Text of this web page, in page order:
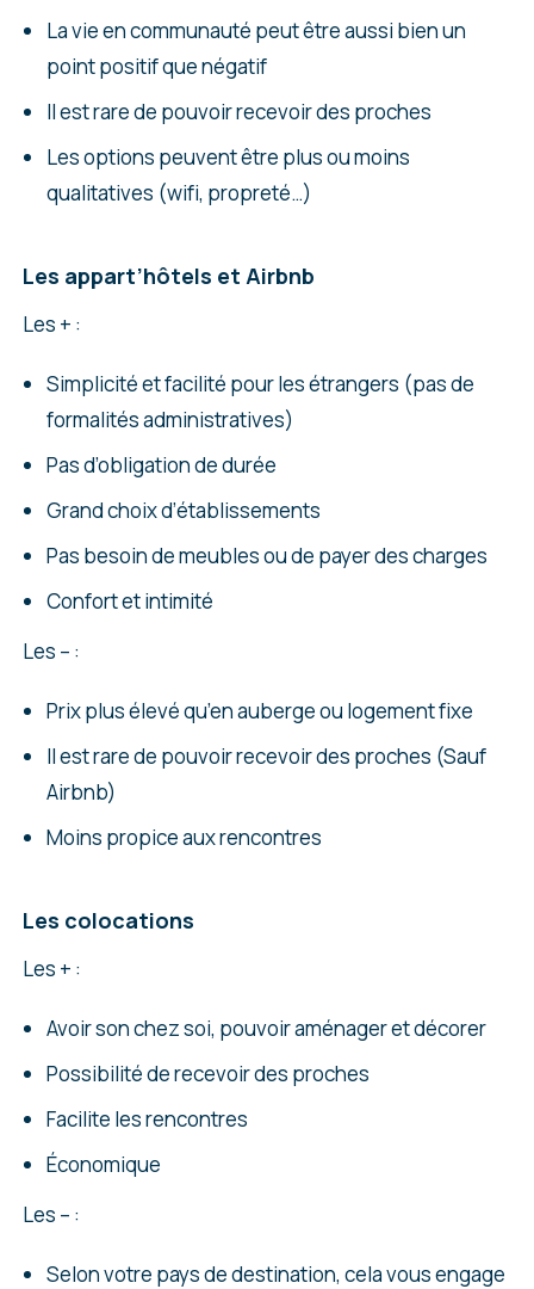
La vie en communauté peut être aussi bien un
point positif que négatif
Il est rare de pouvoir recevoir des proches
Les options peuvent être plus ou moins
qualitatives (wifi, propreté…)
Les appart’hôtels et Airbnb
Les + :
Simplicité et facilité pour les étrangers (pas de
formalités administratives)
Pas d’obligation de durée
Grand choix d’établissements
Pas besoin de meubles ou de payer des charges
Confort et intimité
Les – :
Prix plus élevé qu’en auberge ou logement fixe
Il est rare de pouvoir recevoir des proches (Sauf
Airbnb)
Moins propice aux rencontres
Les colocations
Les + :
Avoir son chez soi, pouvoir aménager et décorer
Possibilité de recevoir des proches
Facilite les rencontres
Économique
Les – :
Selon votre pays de destination, cela vous engage